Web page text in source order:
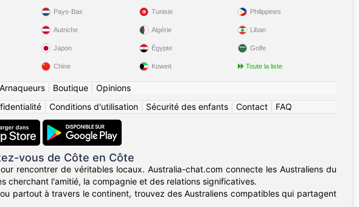
Pays-Bas
Autriche
Japon
Chine
Tunisie
Algérie
Égypte
Koweït
Philippines
Liban
Golfe
Toute la liste
Arnaqueurs| Boutique| Opinions
| Conditions d'utilisation| Sécurité des enfants| Contact| FAQ
vous de Côte en Côte
rencontrer de véritables locaux. Australia-chat.com connecte les Australiens du
cherchant l'amitié, la compagnie et des relations significatives.
partout à travers le continent, trouvez des Australiens compatibles qui partagent